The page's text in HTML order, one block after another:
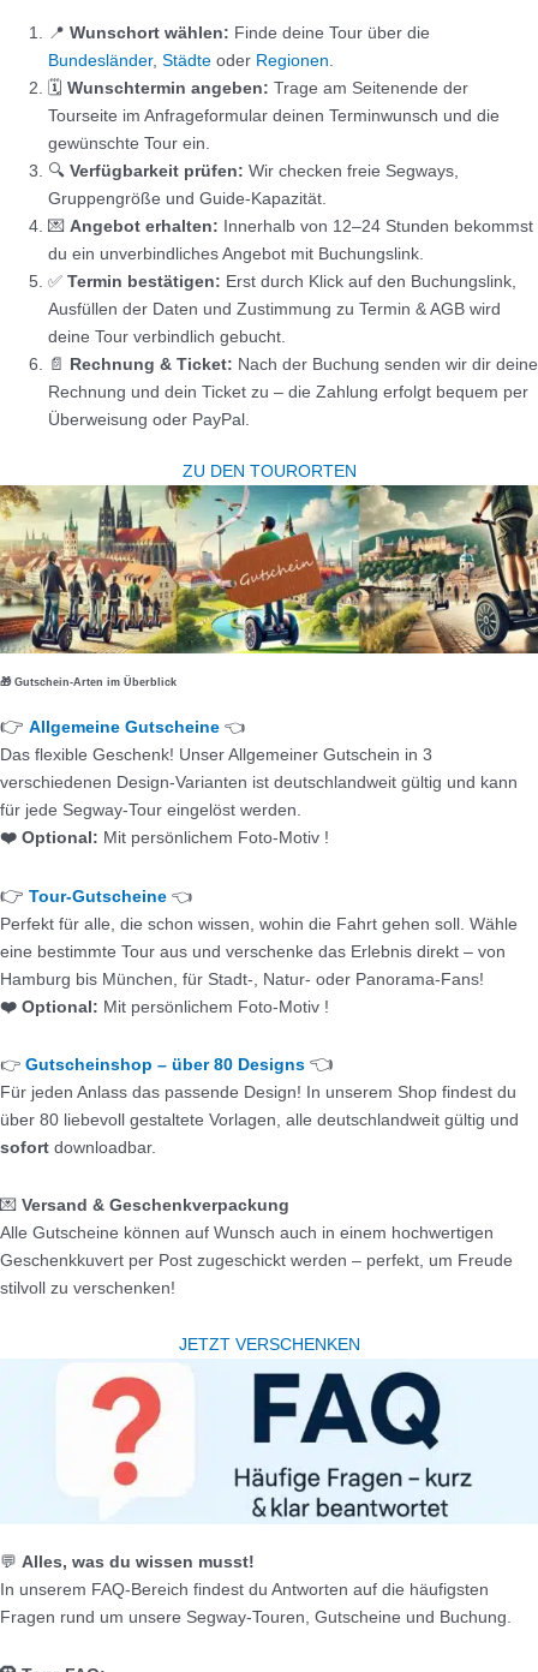
📍 Wunschort wählen: Finde deine Tour über die
Bundesländer, Städte oder Regionen
🗓️ Wunschtermin angeben: Trage am Seitenende der
Tourseite im Anfrageformular deinen Terminwunsch und die
gewünschte Tour ein.
🔍 Verfügbarkeit prüfen: Wir checken freie Segways,
Gruppengröße und Guide-Kapazität.
💌 Angebot erhalten: Innerhalb von 12–24 Stunden bekommst
du ein unverbindliches Angebot mit Buchungslink.
✅ Termin bestätigen: Erst durch Klick auf den Buchungslink,
Ausfüllen der Daten und Zustimmung zu Termin & AGB wird
deine Tour verbindlich gebucht.
📄 Rechnung & Ticket: Nach der Buchung senden wir dir deine
Rechnung und dein Ticket zu – die Zahlung erfolgt bequem per
Überweisung oder PayPal.
ZU DEN TOURORTEN
🎁 Gutschein-Arten im Überblick
👉 Allgemeine Gutscheine 👈
Das flexible Geschenk! Unser Allgemeiner Gutschein in 3
verschiedenen Design-Varianten ist deutschlandweit gültig und kann
für jede Segway-Tour eingelöst werden.
❤️ Optional: Mit persönlichem Foto-Motiv !
👉 Tour-Gutscheine 👈
Perfekt für alle, die schon wissen, wohin die Fahrt gehen soll. Wähle
eine bestimmte Tour aus und verschenke das Erlebnis direkt – von
Hamburg bis München, für Stadt-, Natur- oder Panorama-Fans!
❤️ Optional: Mit persönlichem Foto-Motiv !
👉 Gutscheinshop – über 80 Designs 👈
Für jeden Anlass das passende Design! In unserem Shop findest du
über 80 liebevoll gestaltete Vorlagen, alle deutschlandweit gültig und
sofort downloadbar.
💌 Versand & Geschenkverpackung
Alle Gutscheine können auf Wunsch auch in einem hochwertigen
Geschenkkuvert per Post zugeschickt werden – perfekt, um Freude
stilvoll zu verschenken!
JETZT VERSCHENKEN
💬 Alles, was du wissen musst!
In unserem FAQ-Bereich findest du Antworten auf die häufigsten
Fragen rund um unsere Segway-Touren, Gutscheine und Buchung.